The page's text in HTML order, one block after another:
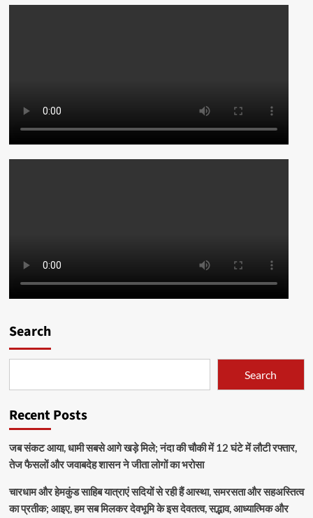
Search
Search
Recent Posts
जब संकट आया, धामी सबसे आगे खड़े मिले; नंदा की चौकी में 12 घंटे में लौटी रफ्तार,
तेज फैसलों और जवाबदेह शासन ने जीता लोगों का भरोसा
चारधाम और हेमकुंड साहिब यात्राएं सदियों से रही हैं आस्था, समरसता और सहअस्तित्व
का प्रतीक; आइए, हम सब मिलकर देवभूमि के इस देवतत्व, सद्भाव, आध्यात्मिक और